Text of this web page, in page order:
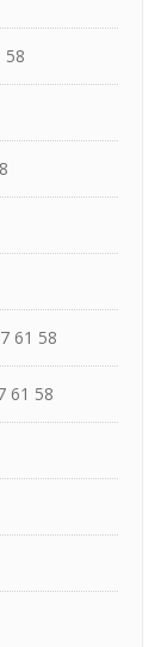
58
61 58
61 58